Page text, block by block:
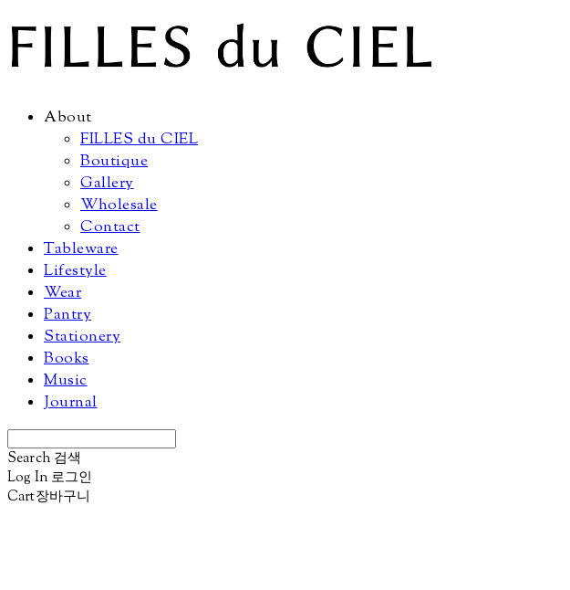
About
FILLES du CIEL
Boutique
Gallery
Wholesale
Contact
Tableware
Lifestyle
Wear
Pantry
Stationery
Books
Music
Journal
Search 검색
Log In 로그인
Cart장바구니